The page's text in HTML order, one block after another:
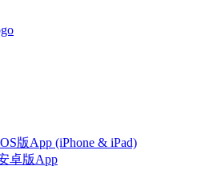
版App (iPhone & iPad)
卓版App